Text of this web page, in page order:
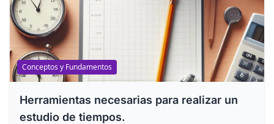
Conceptos y Fundamentos
Herramientas necesarias para realizar un
estudio de tiempos.